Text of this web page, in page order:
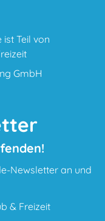
Teil von
GmbH
Newsletter an und
& Freizeit